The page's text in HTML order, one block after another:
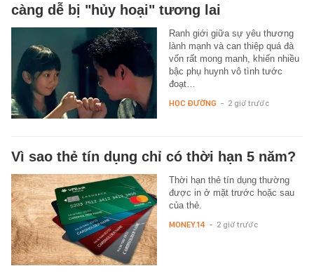
càng dễ bị "hủy hoại" tương lai
Ranh giới giữa sự yêu thương
lành mạnh và can thiệp quá đà
vốn rất mong manh, khiến nhiều
bậc phụ huynh vô tình tước
đoạt…
HỌC ĐƯỜNG - 2 giờ trước
Vì sao thẻ tín dụng chỉ có thời hạn 5 năm?
Thời hạn thẻ tín dụng thường
được in ở mặt trước hoặc sau
của thẻ.
MONEY.14 - 2 giờ trước